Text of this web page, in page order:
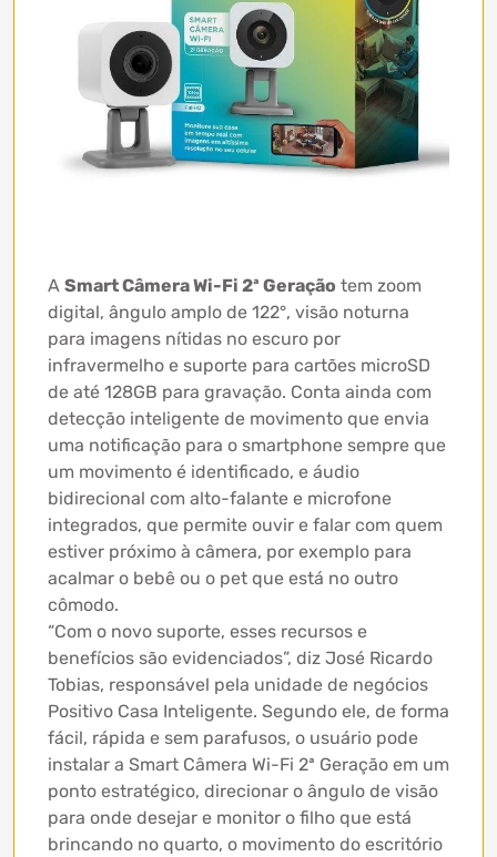
A Smart Câmera Wi-Fi 2ª Geração tem zoom
digital, ângulo amplo de 122°, visão noturna
para imagens nítidas no escuro por
infravermelho e suporte para cartões microSD
de até 128GB para gravação. Conta ainda com
detecção inteligente de movimento que envia
uma notificação para o smartphone sempre que
um movimento é identificado, e áudio
bidirecional com alto-falante e microfone
integrados, que permite ouvir e falar com quem
estiver próximo à câmera, por exemplo para
acalmar o bebê ou o pet que está no outro
cômodo.
“Com o novo suporte, esses recursos e
benefícios são evidenciados”, diz José Ricardo
Tobias, responsável pela unidade de negócios
Positivo Casa Inteligente. Segundo ele, de forma
fácil, rápida e sem parafusos, o usuário pode
instalar a Smart Câmera Wi-Fi 2ª Geração em um
ponto estratégico, direcionar o ângulo de visão
para onde desejar e monitor o filho que está
brincando no quarto, o movimento do escritório